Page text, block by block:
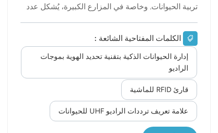
แบบไทย
Indonesia
magyar
تربية الحيوانات. وخاصة في المزارع الكبيرة، يُشكل عدد
العد اليدوي والإحصاءات قد يؤدي بسهولة إلى عدم دقة
البيانات. يعكس التصميم المرن لنظام إدارة تربية
والذي ينتقل من إدارة مزارع الماشية التقليدية إلى إدارة
تكنولوجيا RFID، عملية تغير فيها التكنولوجيا حالة التربية.
تربية الحيوانات من تطبيق إدارة أكثر كفاءة وذكاءً..
تُستخدم تقنية RFID بشكل أساسي في حلقة التغذية في
إدارة تربية الحيوانات، بما في ذلك الوزن الذكي، والتغذ...
الكلمات المفتاحية الشائعة :
إدارة الحيوانات الذكية بتقنية تحديد الهوية بموجات
الراديو
قارئ RFID للماشية
علامة تعريف ترددات الراديو UHF للحيوانات